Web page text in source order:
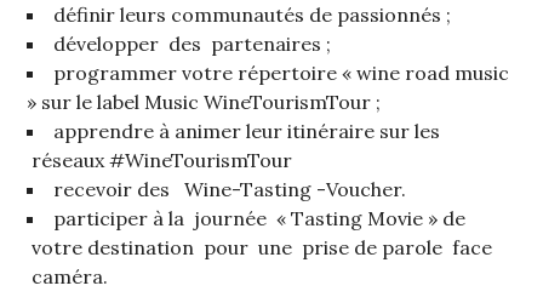
définir leurs communautés de passionnés ;
développer des partenaires ;
programmer votre répertoire « wine road music
» sur le label Music WineTourismTour ;
apprendre à animer leur itinéraire sur les
réseaux #WineTourismTour
recevoir des Wine-Tasting -Voucher.
participer à la journée « Tasting Movie » de
votre destination pour une prise de parole face
caméra.